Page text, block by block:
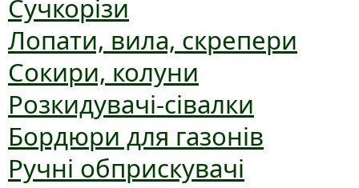
Сучкорізи
Лопати, вила, скрепери
Сокири, колуни
Розкидувачі-сівалки
Бордюри для газонів
Ручні обприскувачі